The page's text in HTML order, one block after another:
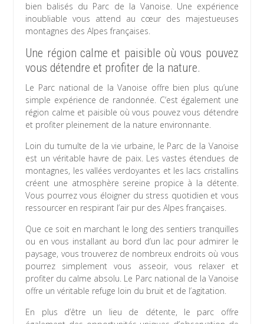
bien balisés du Parc de la Vanoise. Une expérience
inoubliable vous attend au cœur des majestueuses
montagnes des Alpes françaises.
Une région calme et paisible où vous pouvez
vous détendre et profiter de la nature.
Le Parc national de la Vanoise offre bien plus qu’une
simple expérience de randonnée. C’est également une
région calme et paisible où vous pouvez vous détendre
et profiter pleinement de la nature environnante.
Loin du tumulte de la vie urbaine, le Parc de la Vanoise
est un véritable havre de paix. Les vastes étendues de
montagnes, les vallées verdoyantes et les lacs cristallins
créent une atmosphère sereine propice à la détente.
Vous pourrez vous éloigner du stress quotidien et vous
ressourcer en respirant l’air pur des Alpes françaises.
Que ce soit en marchant le long des sentiers tranquilles
ou en vous installant au bord d’un lac pour admirer le
paysage, vous trouverez de nombreux endroits où vous
pourrez simplement vous asseoir, vous relaxer et
profiter du calme absolu. Le Parc national de la Vanoise
offre un véritable refuge loin du bruit et de l’agitation.
En plus d’être un lieu de détente, le parc offre